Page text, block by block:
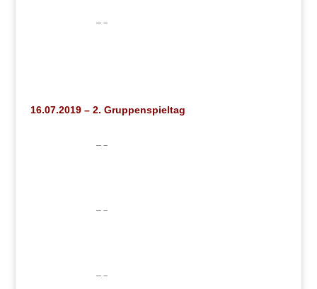
16.07.2019 – 2. Gruppenspieltag